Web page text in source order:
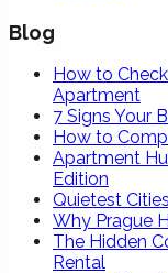
Blog
How to
Apartment
7 Signs Your
How to
Apartment
Edition
Quietest
Why Prague
The Hidden
Rental